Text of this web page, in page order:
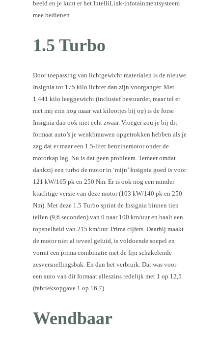
beeld en je kunt er het IntelliLink-infotainmentsysteem
mee bedienen.
1.5 Turbo
Door toepassing van lichtgewicht materialen is de nieuwe
Insignia tot 175 kilo lichter dan zijn voorganger. Met
1.441 kilo leeggewicht (inclusief bestuurder, maar tel er
met mij erin nog maar wat kilootjes bij op) is de forse
Insignia dan ook niet echt zwaar. Vroeger zou je bij dit
formaat auto’s je wenkbrauwen opgetrokken hebben als je
zag dat er maar een 1.5-liter benzinemotor onder de
motorkap lag. Nu is dat geen probleem. Temeer omdat
dankzij een turbo de motor in ‘mijn’ Insignia goed is voor
121 kW/165 pk en 250 Nm. Er is ook nog een minder
krachtige versie van deze motor (103 kW/140 pk en 250
Nm). Met deze 1.5 Turbo sprint de Insignia binnen tien
tellen (9,6 seconden) van 0 naar 100 km/uur en haalt een
topsnelheid van 215 km/uur. Prima cijfers. Daarbij maakt
de motor niet al teveel geluid, is voldoende soepel en
vormt een prima combinatie met de fijn schakelende
zesversnellingsbak. En dan het verbruik. Dat was voor
een auto van dit formaat alleszins redelijk met 1 op 12,5
(fabrieksopgave 1 op 16,7).
Wendbaar